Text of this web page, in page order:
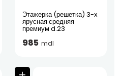
Этажерка (решетка) 3-х
ярусная средняя
премиум d.23
985 mdl